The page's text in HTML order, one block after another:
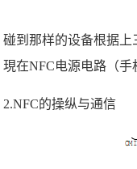
碰到那样的设备根据
現在NFC电源电路（手
2.NFC的操纵与通信